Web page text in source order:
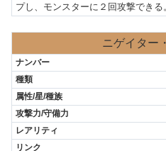
プし、モンスターに２回攻撃できる
ニゲイター